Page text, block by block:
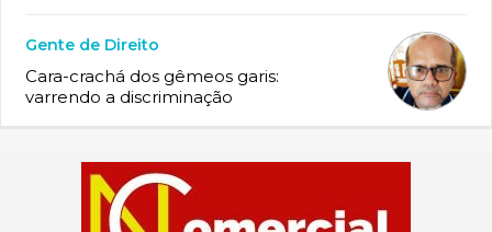
Gente de Direito
Cara-crachá dos gêmeos garis:
varrendo a discriminação